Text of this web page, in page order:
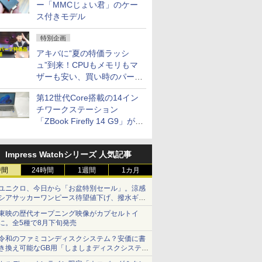
ー「MMCじょい君」のケー
ス付きモデル
特別企画
アキバに“夏の特価ラッシ
ュ”到来！CPUもメモリもマ
ザーも安い、買い時のパーツ
は？【8月7日(金)22時配信】
第12世代Core搭載の14イン
チワークステーション
「ZBook Firefly 14 G9」が
セール
Impress Watchシリーズ 人気記事
24時間 1週間 1カ月
ニクロ、今日から「お盆特別セール」。涼感
アサッカーワンピース待望値下げ、撥水ギア
ョーツは1990円に
映の歴代オープニング映像がカプセルトイ
。全5種で8月下旬発売
和のファミコンディスクシステム？安価に書
換え可能なGB用「しましまディスクシステ
」